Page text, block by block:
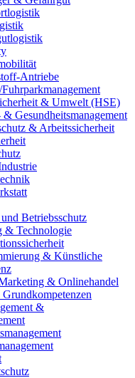
Antriebe
& Umwelt (HSE)
Gesundheitsmanagement
& Arbeitssicherheit
Betriebsschutz
& Technologie
& Künstliche
& Onlinehandel
&